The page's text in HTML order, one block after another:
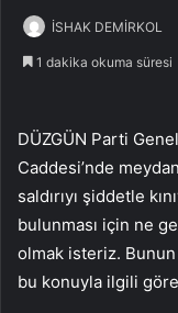
İSHAK DEMİRKOL
1 dakika okuma süresi
DÜZGÜN Parti
Caddesi’nde
saldırıyı şiddetle
bulunması için ne
olmak isteriz. Bunun
bu konuyla ilgili